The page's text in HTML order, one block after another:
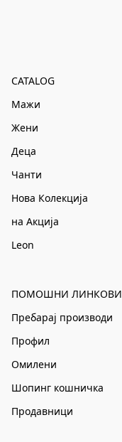
CATALOG
Мажи
Жени
Деца
Чанти
Нова Колекција
на Акција
Leon
ПОМОШНИ ЛИНКОВИ
Пребарај производи
Профил
Омилени
Шопинг кошничка
Продавници